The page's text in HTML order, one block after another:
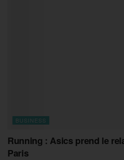
BUSINESS
Running : Asics prend le
Paris